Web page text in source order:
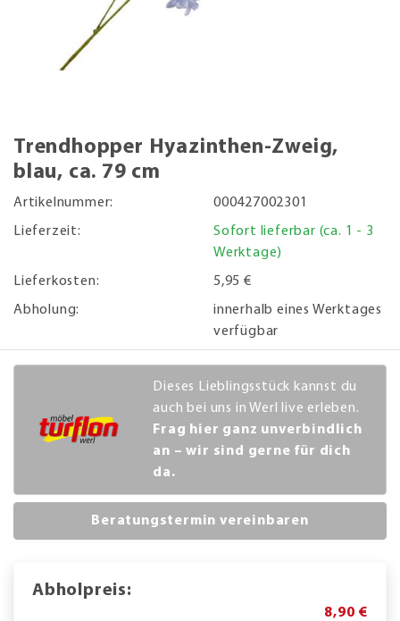
Trendhopper Hyazinthen-Zweig,
blau, ca. 79 cm
Artikelnummer:
000427002301
Lieferzeit:
Sofort lieferbar (ca. 1 - 3
Werktage)
Lieferkosten:
5,95 €
Abholung:
innerhalb eines Werktages
verfügbar
Dieses Lieblingsstück kannst du
auch bei uns in Werl live erleben.
Frag hier ganz unverbindlich
an – wir sind gerne für dich
da.
Beratungstermin vereinbaren
Abholpreis:
8,90 €